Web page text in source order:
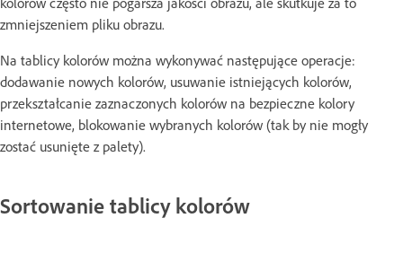
zmniejszeniem pliku obrazu.
Na tablicy kolorów można wykonywać następujące operacje:
dodawanie nowych kolorów, usuwanie istniejących kolorów,
przekształcanie zaznaczonych kolorów na bezpieczne kolory
internetowe, blokowanie wybranych kolorów (tak by nie mogły
zostać usunięte z palety).
Sortowanie tablicy kolorów